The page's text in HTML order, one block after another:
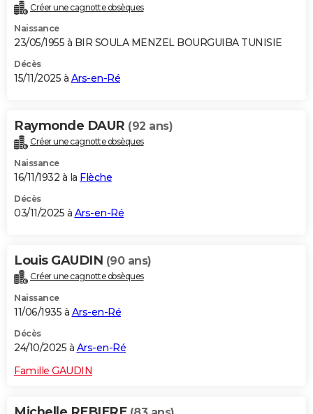
Créer une cagnotte obsèques
Naissance
23/05/1955 à BIR SOULA MENZEL BOURGUIBA TUNISIE
Décès
15/11/2025 à Ars-en-Ré
Raymonde DAUR (92 ans)
Créer une cagnotte obsèques
Naissance
16/11/1932 à la Flèche
Décès
03/11/2025 à Ars-en-Ré
Louis GAUDIN (90 ans)
Créer une cagnotte obsèques
Naissance
11/06/1935 à Ars-en-Ré
Décès
24/10/2025 à Ars-en-Ré
Famille GAUDIN